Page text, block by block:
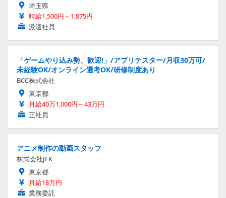
埼玉県
時給1,500円～1,875円
派遣社員
「ゲームやり込み勢、歓迎!」/アプリテスター/月収30万可/
未経験OK/オンライン選考OK/研修制度あり
BCC株式会社
東京都
月給40万1,000円～43万円
正社員
アニメ制作の動画スタッフ
株式会社JFK
東京都
月給18万円
業務委託